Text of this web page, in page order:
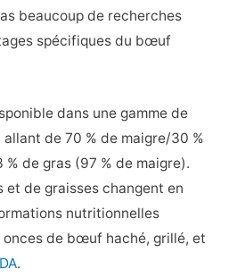
beaucoup de recherches
spécifiques du bœuf
dans une gamme de
de 70 % de maigre/30 %
de gras (97 % de maigre).
et de graisses changent en
nutritionnelles
de bœuf haché, grillé, et
.